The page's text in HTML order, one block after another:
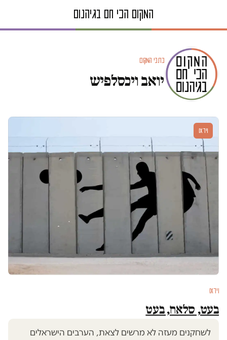
כתבי המקום
יואב ויכסלפיש
וידאו
וידאו
בעט, סלאח, בעט
לשחקנים מעזה לא מרשים לצאת, הערבים הישראלים